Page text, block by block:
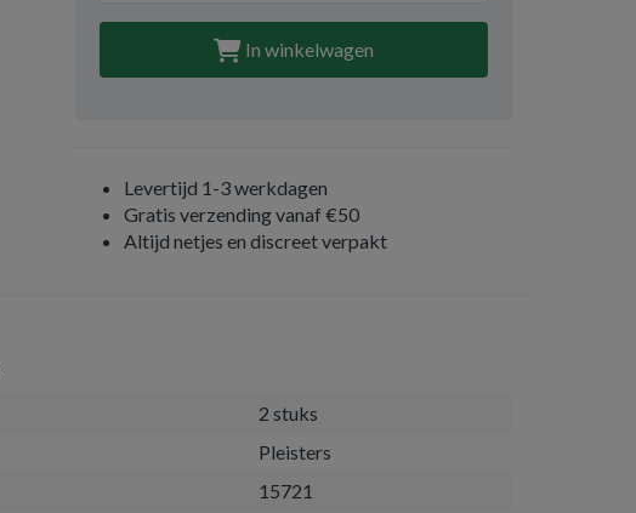
In winkelwagen
Levertijd 1-3 werkdagen
Gratis verzending vanaf €50
Altijd netjes en discreet verpakt
2 stuks
Pleisters
15721